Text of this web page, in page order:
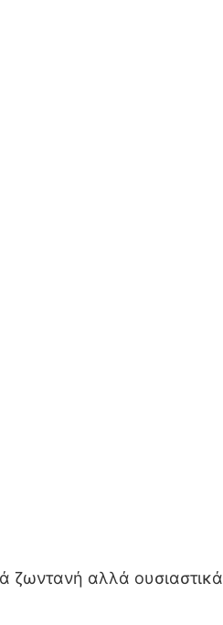
ζωντανή αλλά ουσιαστικά